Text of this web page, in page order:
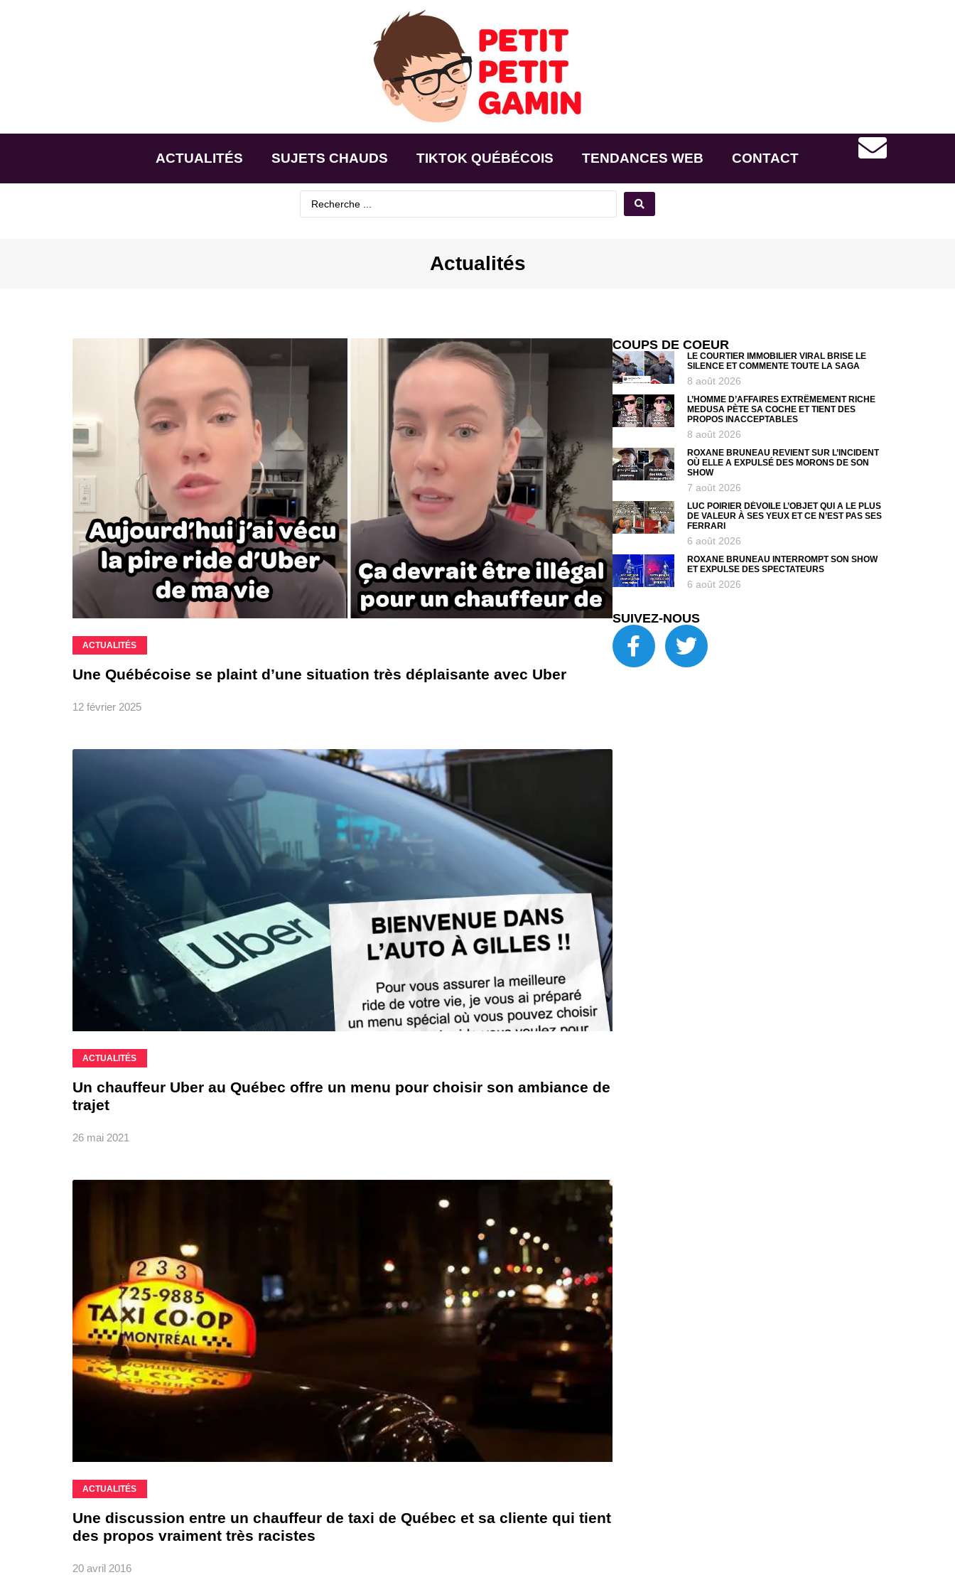
ACTUALITÉS SUJETS CHAUDS TIKTOK QUÉBÉCOIS TENDANCES WEB CONTACT
Actualités
ACTUALITÉS
Une Québécoise se plaint d’une situation très déplaisante avec Uber
12 février 2025
ACTUALITÉS
Un chauffeur Uber au Québec offre un menu pour choisir son ambiance de
trajet
26 mai 2021
ACTUALITÉS
Une discussion entre un chauffeur de taxi de Québec et sa cliente qui tient
des propos vraiment très racistes
20 avril 2016
COUPS DE COEUR
LE COURTIER IMMOBILIER VIRAL BRISE LE
SILENCE ET COMMENTE TOUTE LA SAGA
8 août 2026
L’HOMME D’AFFAIRES EXTRÊMEMENT RICHE
MEDUSA PÈTE SA COCHE ET TIENT DES
PROPOS INACCEPTABLES
8 août 2026
ROXANE BRUNEAU REVIENT SUR L’INCIDENT
OÙ ELLE A EXPULSÉ DES MORONS DE SON
SHOW
7 août 2026
LUC POIRIER DÉVOILE L’OBJET QUI A LE PLUS
DE VALEUR À SES YEUX ET CE N’EST PAS SES
FERRARI
6 août 2026
ROXANE BRUNEAU INTERROMPT SON SHOW
ET EXPULSE DES SPECTATEURS
6 août 2026
SUIVEZ-NOUS